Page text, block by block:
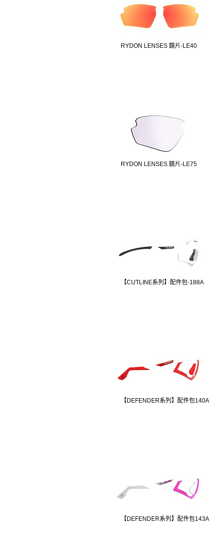
RYDON LENSES 鏡片-LE40
RYDON LENSES 鏡片-LE75
【CUTLINE系列】配件包-188A
【DEFENDER系列】配件包140A
【DEFENDER系列】配件包143A